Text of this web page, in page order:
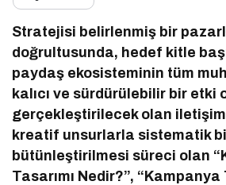
Stratejisi belirlenmiş bir
doğrultusunda, hedef kitle
paydaş ekosisteminin tüm
kalıcı ve sürdürülebilir bir etki
gerçekleştirilecek olan
kreatif unsurlarla sistematik
bütünleştirilmesi süreci olan
Tasarımı Nedir?”, “Kampanya